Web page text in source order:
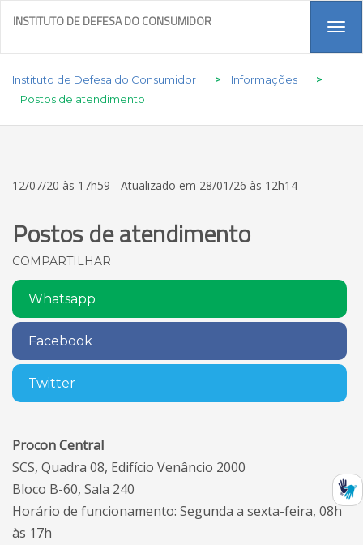
INSTITUTO DE DEFESA DO CONSUMIDOR
Instituto de Defesa do Consumidor > Informações
>
Postos de atendimento
12/07/20 às 17h59 - Atualizado em 28/01/26 às 12h14
Postos de atendimento
COMPARTILHAR
Whatsapp
Facebook
Twitter
Procon Central
SCS, Quadra 08, Edifício Venâncio 2000
Bloco B-60, Sala 240
Horário de funcionamento: Segunda a sexta-feira, 08h
às 17h